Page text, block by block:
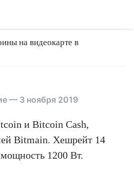
на видеокарте в
— 3 ноября 2019
и Bitcoin Cash,
Bitmain. Хешрейт 14
1200 Вт.